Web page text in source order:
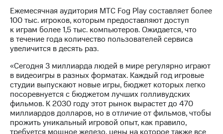
регионе
и акционерам
Корпоративное
управление
Корпоративный
секретарь
Раскрытие
информации
Информация
акционерам
Документы
Ежемесячная аудитория МТС Fog Play составляет более
100 тыс. игроков, которым предоставляют доступ
к играм более 1,5 тыс. компьютеров. Ожидается, что
в течение года количество пользователей сервиса
увеличится в десять раз.
«Сегодня 3 миллиарда людей в мире регулярно играют
в видеоигры в разных форматах. Каждый год игровые
студии выпускают новые игры, бюджет которых легко
посоревнуется с бюджетом лучших голливудских
фильмов. К 2030 году этот рынок вырастет до 470
миллиардов долларов, но в отличие от фильмов, чтобы
прожить уникальный игровой опыт, как правило,